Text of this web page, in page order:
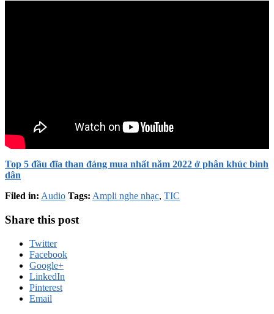
Top 5 đầu đĩa than đáng mua nhất năm 2022 ở phân khúc bình
dân
Filed in: Audio Tags: Ampli nghe nhạc, TIC
Share this post
Twitter
Facebook
Google+
LinkedIn
Pinterest
Email